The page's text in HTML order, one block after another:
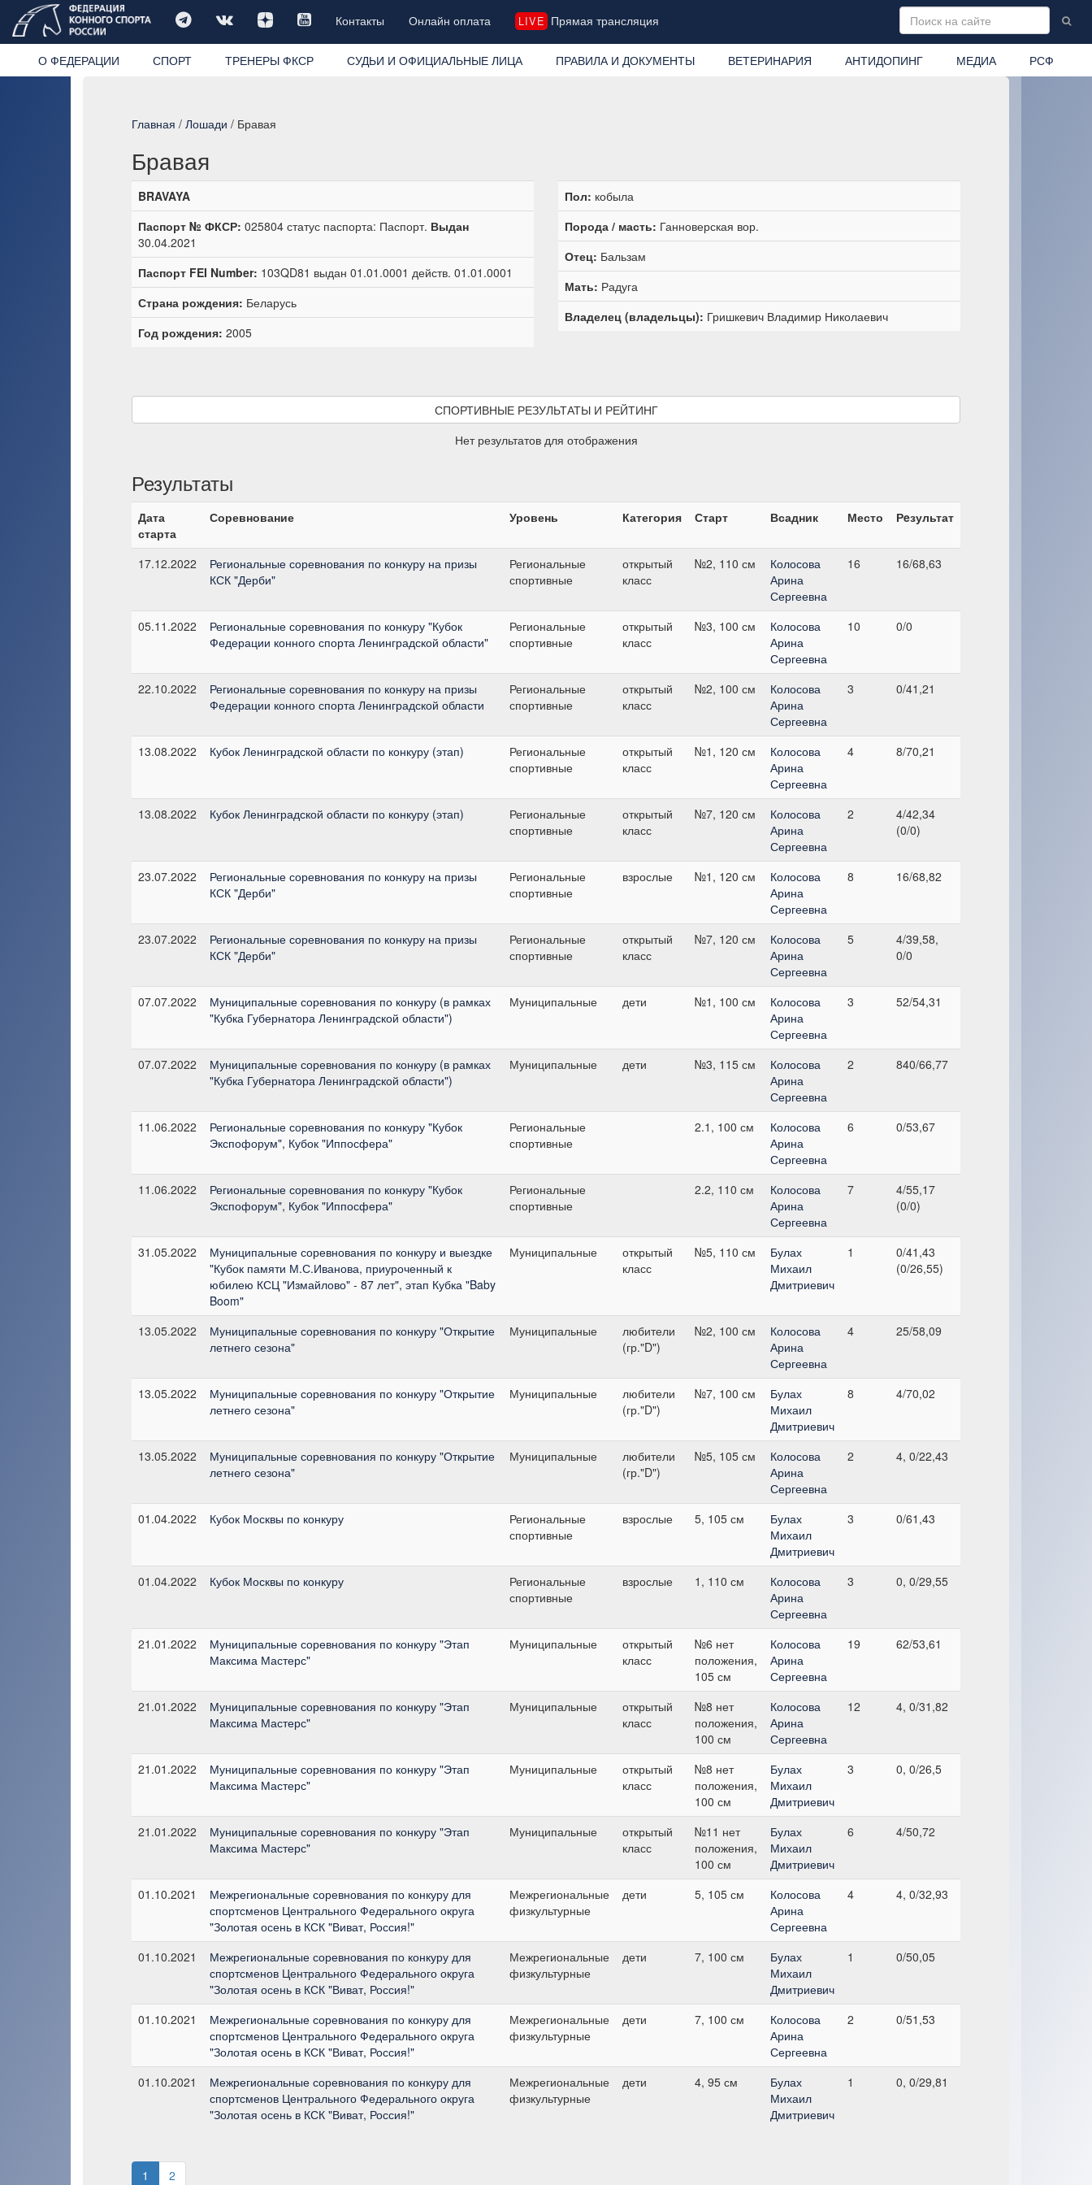
Контакты Онлайн оплата LIVE Прямая трансляция
О ФЕДЕРАЦИИ СПОРТ ТРЕНЕРЫ ФКСР СУДЬИ И ОФИЦИАЛЬНЫЕ ЛИЦА ПРАВИЛА И ДОКУМЕНТЫ ВЕТЕРИНАРИЯ АНТИДОПИНГ МЕДИА РСФ
Главная / Лошади / Бравая
Бравая
BRAVAYA
Паспорт № ФКСР: 025804 статус паспорта: Паспорт. Выдан
30.04.2021
Паспорт FEI Number: 103QD81 выдан 01.01.0001 действ. 01.01.0001
Страна рождения: Беларусь
Год рождения: 2005
Пол: кобыла
Порода / масть: Ганноверская вор.
Отец: Бальзам
Мать: Радуга
Владелец (владельцы): Гришкевич Владимир Николаевич
СПОРТИВНЫЕ РЕЗУЛЬТАТЫ И РЕЙТИНГ
Нет результатов для отображения
Результаты
Дата
старта
Соревнование Уровень Категория Старт Всадник Место Рeзультат
17.12.2022
Региональные соревнования по конкуру на призы
КСК "Дерби"
Региональные
спортивные
открытый
класс
№2, 110 см
Колосова
Арина
Сергеевна
16 16/68,63
05.11.2022
Региональные соревнования по конкуру "Кубок
Федерации конного спорта Ленинградской области"
Региональные
спортивные
открытый
класс
№3, 100 см
Колосова
Арина
Сергеевна
10 0/0
22.10.2022
Региональные соревнования по конкуру на призы
Федерации конного спорта Ленинградской области
Региональные
спортивные
открытый
класс
№2, 100 см
Колосова
Арина
Сергеевна
3 0/41,21
13.08.2022 Кубок Ленинградской области по конкуру (этап)
Региональные
спортивные
открытый
класс
№1, 120 см
Колосова
Арина
Сергеевна
4 8/70,21
13.08.2022 Кубок Ленинградской области по конкуру (этап)
Региональные
спортивные
открытый
класс
№7, 120 см
Колосова
Арина
Сергеевна
2
4/42,34
(0/0)
23.07.2022
Региональные соревнования по конкуру на призы
КСК "Дерби"
Региональные
спортивные
взрослые №1, 120 см
Колосова
Арина
Сергеевна
8 16/68,82
23.07.2022
Региональные соревнования по конкуру на призы
КСК "Дерби"
Региональные
спортивные
открытый
класс
№7, 120 см
Колосова
Арина
Сергеевна
5
4/39,58,
0/0
07.07.2022
Муниципальные соревнования по конкуру (в рамках
"Кубка Губернатора Ленинградской области")
Муниципальные дети №1, 100 см
Колосова
Арина
Сергеевна
3 52/54,31
07.07.2022
Муниципальные соревнования по конкуру (в рамках
"Кубка Губернатора Ленинградской области")
Муниципальные дети №3, 115 см
Колосова
Арина
Сергеевна
2 840/66,77
11.06.2022
Региональные соревнования по конкуру "Кубок
Экспофорум", Кубок "Иппосфера"
Региональные
спортивные
2.1, 100 см
Колосова
Арина
Сергеевна
6 0/53,67
11.06.2022
Региональные соревнования по конкуру "Кубок
Экспофорум", Кубок "Иппосфера"
Региональные
спортивные
2.2, 110 см
Колосова
Арина
Сергеевна
7
4/55,17
(0/0)
31.05.2022
Муниципальные соревнования по конкуру и выездке
"Кубок памяти М.С.Иванова, приуроченный к
юбилею КСЦ "Измайлово" - 87 лет", этап Кубка "Baby
Boom"
Муниципальные
открытый
класс
№5, 110 см
Булах
Михаил
Дмитриевич
1
0/41,43
(0/26,55)
13.05.2022
Муниципальные соревнования по конкуру "Открытие
летнего сезона"
Муниципальные
любители
(гр."D")
№2, 100 см
Колосова
Арина
Сергеевна
4 25/58,09
13.05.2022
Муниципальные соревнования по конкуру "Открытие
летнего сезона"
Муниципальные
любители
(гр."D")
№7, 100 см
Булах
Михаил
Дмитриевич
8 4/70,02
13.05.2022
Муниципальные соревнования по конкуру "Открытие
летнего сезона"
Муниципальные
любители
(гр."D")
№5, 105 см
Колосова
Арина
Сергеевна
2 4, 0/22,43
01.04.2022 Кубок Москвы по конкуру
Региональные
спортивные
взрослые 5, 105 см
Булах
Михаил
Дмитриевич
3 0/61,43
01.04.2022 Кубок Москвы по конкуру
Региональные
спортивные
взрослые 1, 110 см
Колосова
Арина
Сергеевна
3 0, 0/29,55
21.01.2022
Муниципальные соревнования по конкуру "Этап
Максима Мастерс"
Муниципальные
открытый
класс
№6 нет
положения,
105 см
Колосова
Арина
Сергеевна
19 62/53,61
21.01.2022
Муниципальные соревнования по конкуру "Этап
Максима Мастерс"
Муниципальные
открытый
класс
№8 нет
положения,
100 см
Колосова
Арина
Сергеевна
12 4, 0/31,82
21.01.2022
Муниципальные соревнования по конкуру "Этап
Максима Мастерс"
Муниципальные
открытый
класс
№8 нет
положения,
100 см
Булах
Михаил
Дмитриевич
3 0, 0/26,5
21.01.2022
Муниципальные соревнования по конкуру "Этап
Максима Мастерс"
Муниципальные
открытый
класс
№11 нет
положения,
100 см
Булах
Михаил
Дмитриевич
6 4/50,72
01.10.2021
Межрегиональные соревнования по конкуру для
спортсменов Центрального Федерального округа
"Золотая осень в КСК "Виват, Россия!"
Межрегиональные
физкультурные
дети 5, 105 см
Колосова
Арина
Сергеевна
4 4, 0/32,93
01.10.2021
Межрегиональные соревнования по конкуру для
спортсменов Центрального Федерального округа
"Золотая осень в КСК "Виват, Россия!"
Межрегиональные
физкультурные
дети 7, 100 см
Булах
Михаил
Дмитриевич
1 0/50,05
01.10.2021
Межрегиональные соревнования по конкуру для
спортсменов Центрального Федерального округа
"Золотая осень в КСК "Виват, Россия!"
Межрегиональные
физкультурные
дети 7, 100 см
Колосова
Арина
Сергеевна
2 0/51,53
01.10.2021
Межрегиональные соревнования по конкуру для
спортсменов Центрального Федерального округа
"Золотая осень в КСК "Виват, Россия!"
Межрегиональные
физкультурные
дети 4, 95 см
Булах
Михаил
Дмитриевич
1 0, 0/29,81
1 2